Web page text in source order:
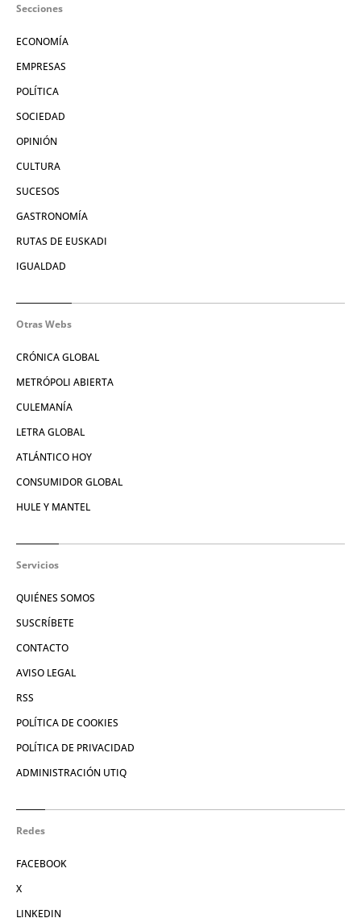
Secciones
ECONOMÍA
EMPRESAS
POLÍTICA
SOCIEDAD
OPINIÓN
CULTURA
SUCESOS
GASTRONOMÍA
RUTAS DE EUSKADI
IGUALDAD
Otras Webs
CRÓNICA GLOBAL
METRÓPOLI ABIERTA
CULEMANÍA
LETRA GLOBAL
ATLÁNTICO HOY
CONSUMIDOR GLOBAL
HULE Y MANTEL
Servicios
QUIÉNES SOMOS
SUSCRÍBETE
CONTACTO
AVISO LEGAL
RSS
POLÍTICA DE COOKIES
POLÍTICA DE PRIVACIDAD
ADMINISTRACIÓN UTIQ
Redes
FACEBOOK
X
LINKEDIN